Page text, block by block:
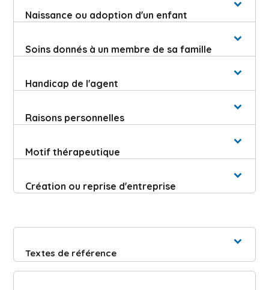
Naissance ou adoption d'un enfant
Soins donnés à un membre de sa famille
Handicap de l'agent
Raisons personnelles
Motif thérapeutique
Création ou reprise d'entreprise
Textes de référence